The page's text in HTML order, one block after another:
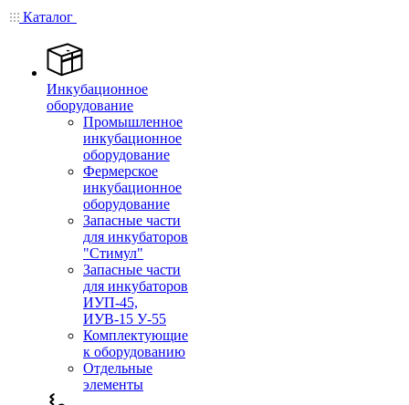
Каталог
Инкубационное
оборудование
Промышленное
инкубационное
оборудование
Фермерское
инкубационное
оборудование
Запасные части
для инкубаторов
"Стимул"
Запасные части
для инкубаторов
ИУП-45,
ИУВ-15 У-55
Комплектующие
к оборудованию
Отдельные
элементы